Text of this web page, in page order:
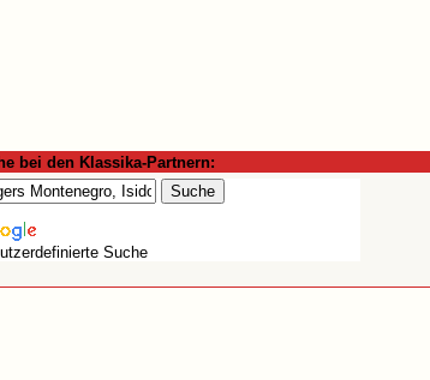
bei den Klassika-Partnern:
Suche